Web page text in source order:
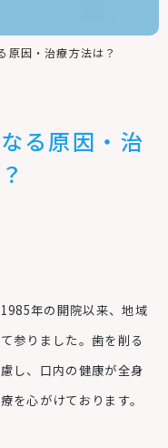
原因・治療方法は？
る原因・治
年の開院以来、地域
参りました。歯を削る
し、口内の健康が全身
を心がけております。